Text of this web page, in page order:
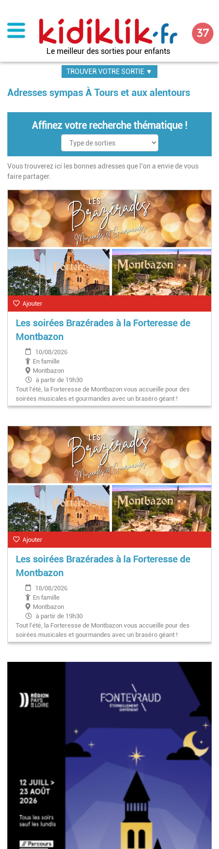
contenu
principal
Le meilleur des sorties pour enfants
TROUVER VOTRE SORTIE ▼
Adresses sympas À Tours et aux alentours
Affinez votre recherche thématique !
Vous trouverez ici les bonnes adresses que l'on a envie de vous
faire partager.
Ajouter
Les soirées Brazérades à la Forteresse de
Montbazon
10/08/2026
En famille
Montbazon
à partir de 19h30
Tout l'été, la Forteresse de Montbazon vous accueille pour des
soirées musicales et gourmandes avec un braséro géant !
Ajouter
Les soirées Brazérades à la Forteresse de
Montbazon
18/08/2026
En famille
Montbazon
à partir de 19h30
Tout l'été, la Forteresse de Montbazon vous accueille pour des
soirées musicales et gourmandes avec un braséro géant !